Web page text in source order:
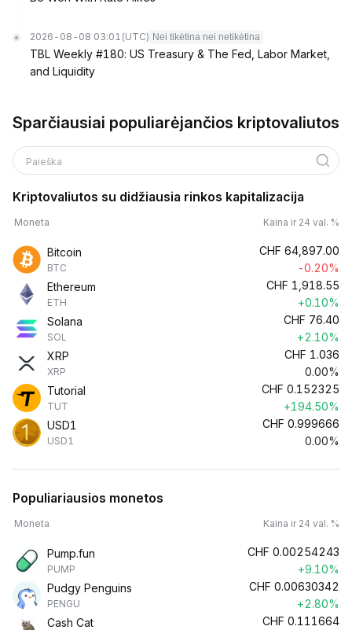
2026-08-08 03:01 (UTC) Nei tikėtina nei netikėtina
TBL Weekly #180: US Treasury & The Fed, Labor Market,
and Liquidity
Sparčiausiai populiarėjančios kriptovaliutos
Paieška
Kriptovaliutos su didžiausia rinkos kapitalizacija
Moneta Kaina ir 24 val. %
Bitcoin
BTC
CHF 64,897.00
-0.20%
Ethereum
ETH
CHF 1,918.55
+0.10%
Solana
SOL
CHF 76.40
+2.10%
XRP
XRP
CHF 1.036
0.00%
Tutorial
TUT
CHF 0.152325
+194.50%
USD1
USD1
CHF 0.999666
0.00%
Populiariausios monetos
Moneta Kaina ir 24 val. %
Pump.fun
PUMP
CHF 0.00254243
+9.10%
Pudgy Penguins
PENGU
CHF 0.00630342
+2.80%
Cash Cat
CHF 0.111664